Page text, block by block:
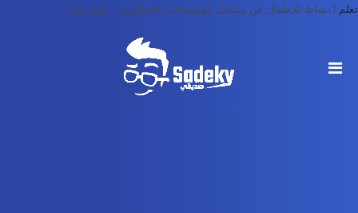
تعلم | نشاط للاطفال عن وسائل المواصلات بالانجليزي – لعبة بازل